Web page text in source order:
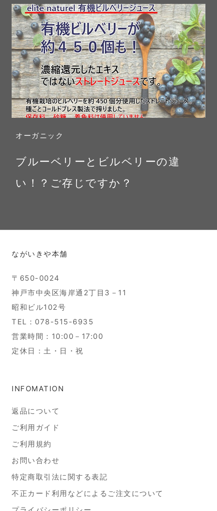
オーガニック
ブルーベリーとビルベリーの違
い！？ご存じですか？
ながいきや本舗
〒650-0024
神戸市中央区海岸通2丁目3－11
昭和ビル102号
TEL：078-515-6935
営業時間：10:00－17:00
定休日：土・日・祝
INFOMATION
返品について
ご利用ガイド
ご利用規約
お問い合わせ
特定商取引法に関する表記
不正カード利用などによるご注文について